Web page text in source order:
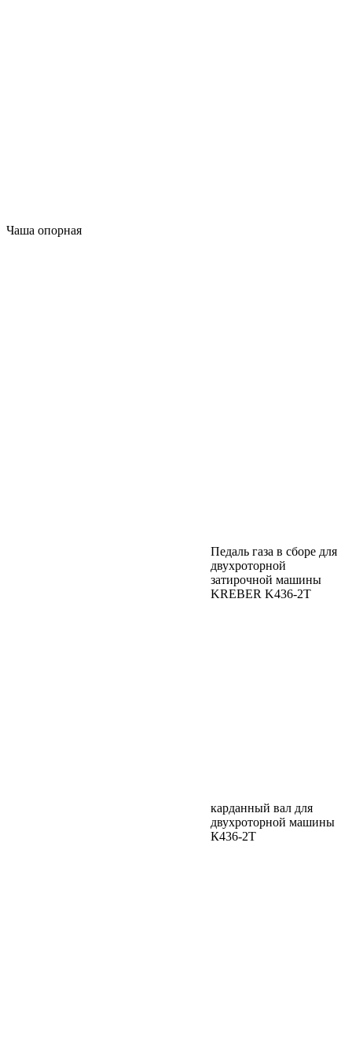
Чаша опорная
Педаль газа в сборе для
двухроторной
затирочной машины
KREBER K436-2T
карданный вал для
двухроторной машины
К436-2Т